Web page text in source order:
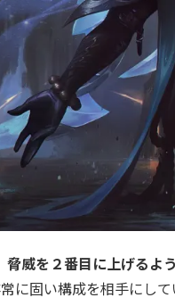
脅威を２番目に上げるよ
に固い構成を相手にし